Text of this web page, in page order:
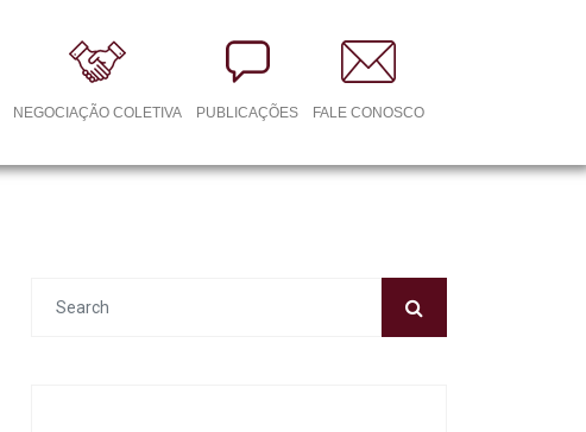
NEGOCIAÇÃO COLETIVA PUBLICAÇÕES FALE CONOSCO